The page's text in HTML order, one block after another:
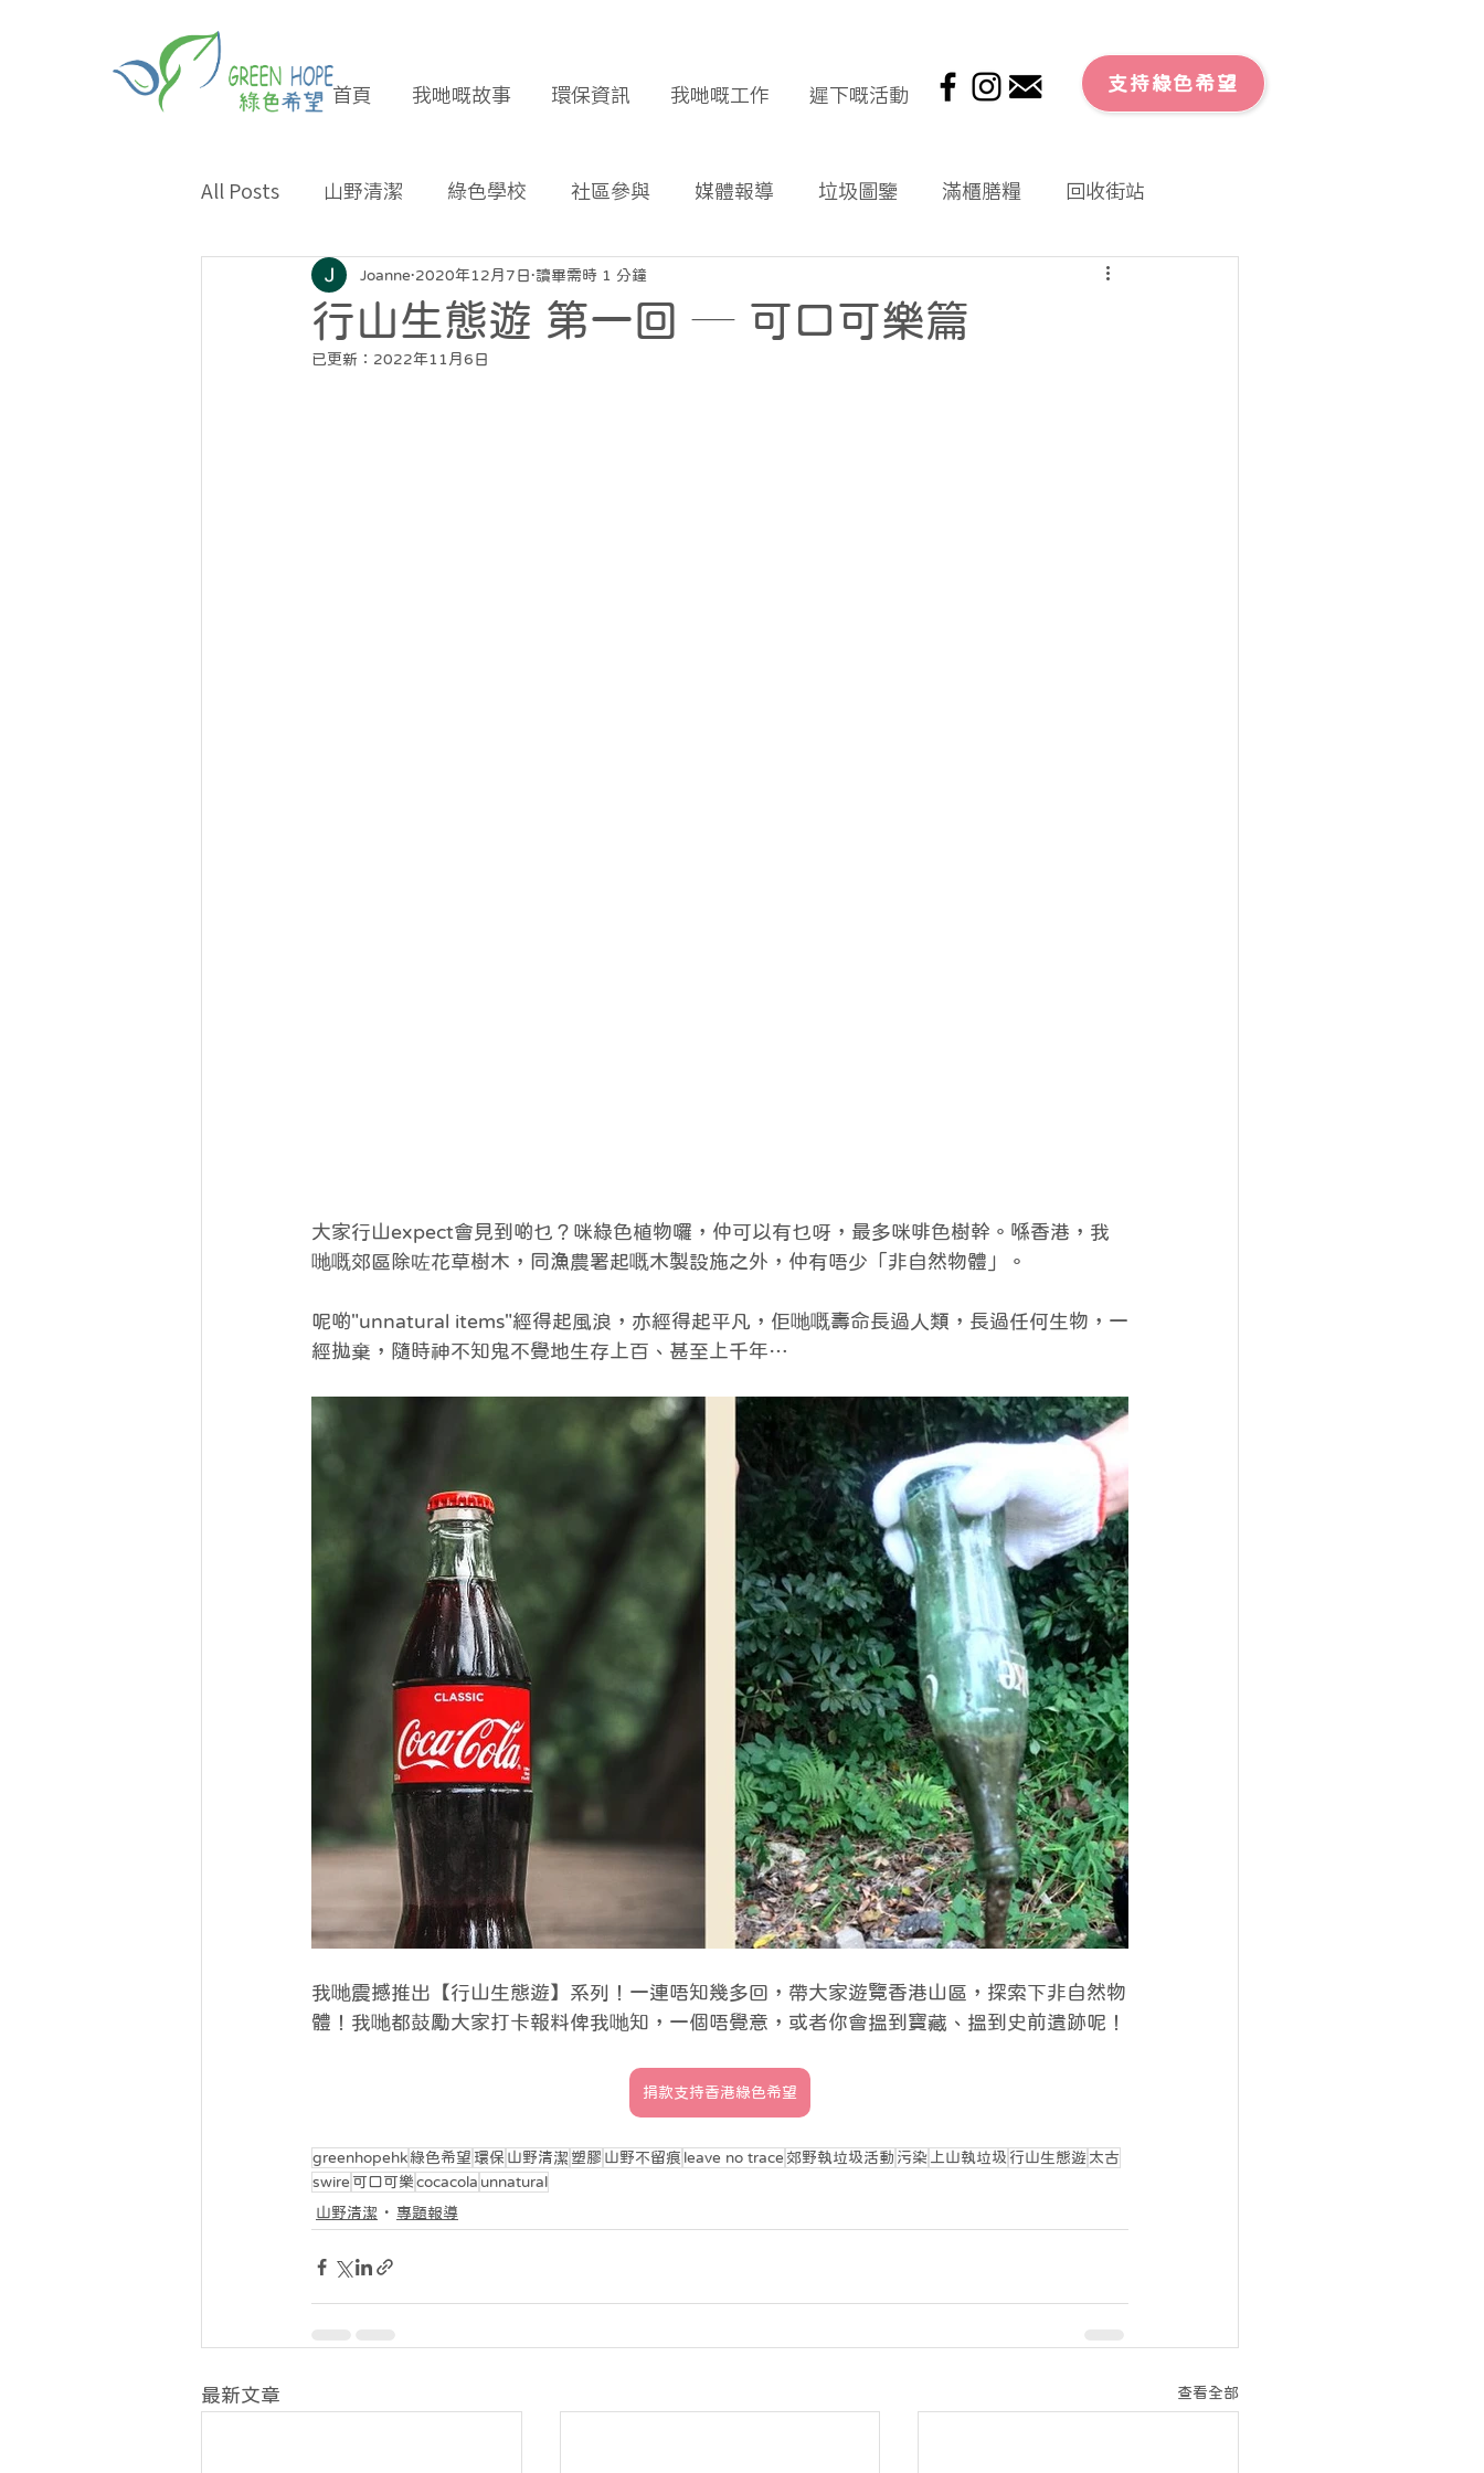
首頁 我哋嘅故事 環保資訊 我哋嘅工作 遲下嘅活動 支持綠色希望
All Posts 山野清潔 綠色學校 社區參與 媒體報導 垃圾圖鑒 滿櫃膳糧 回收街站
專題報導 合作夥伴 社區報 環保新聞回顧 零廢外賣
環保小貼士 招長期義工
行山生態遊 第一回 ─ 可口可樂篇
Joanne 2020年12月7日 讀畢需時 1 分鐘
已更新： 2022年11月6日
大家行山expect會見到啲乜？咪綠色植物囉，仲可以有乜呀，最多咪啡色樹幹。喺香港，我
哋嘅郊區除咗花草樹木，同漁農署起嘅木製設施之外，仲有唔少「非自然物體」。
呢啲"unnatural items"經得起風浪，亦經得起平凡，佢哋嘅壽命長過人類，長過任何生物，一
經拋棄，隨時神不知鬼不覺地生存上百、甚至上千年…
我哋震撼推出【行山生態遊】系列！一連唔知幾多回，帶大家遊覽香港山區，探索下非自然物
體！我哋都鼓勵大家打卡報料俾我哋知，一個唔覺意，或者你會搵到寶藏、搵到史前遺跡呢！
捐款支持香港綠色希望
greenhopehk綠色希望 環保 山野清潔 塑膠 山野不留痕 leave no trace 郊野執垃圾活動 污染 上山執垃圾 行山生態遊 太古
swire 可口可樂 cocacola unnatural
山野清潔
專題報導
最新文章 查看全部